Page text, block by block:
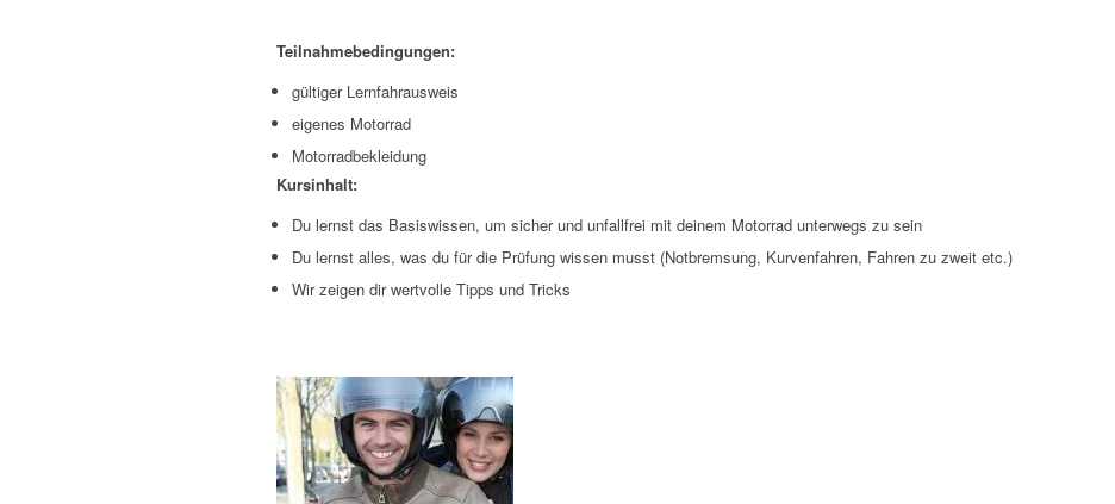
Teilnahmebedingungen:
gültiger Lernfahrausweis
eigenes Motorrad
Motorradbekleidung
Kursinhalt:
Du lernst das Basiswissen, um sicher und unfallfrei mit deinem Motorrad unterwegs zu sein
Du lernst alles, was du für die Prüfung wissen musst (Notbremsung, Kurvenfahren, Fahren zu zweit etc.)
Wir zeigen dir wertvolle Tipps und Tricks